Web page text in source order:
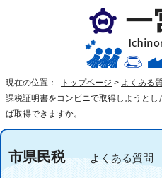
現在の位置： トップページ > よくある
課税証明書をコンビニで取得しようと
ば取得できますか。
市県民税よくある質問